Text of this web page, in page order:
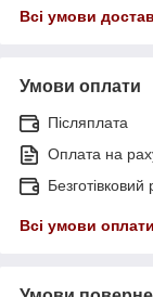
Всі умови
Умови оплати
Післяплата
Оплата на
Всі умови оплати